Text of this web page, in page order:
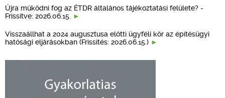
Újra működni fog az ÉTDR általános tájékoztatási felülete? -
Frissítve: 2026.06.15.
Visszaállhat a 2024 augusztusa előtti ügyféli kör az építésügyi
hatósági eljárásokban (Frissítés: 2026.06.15.)